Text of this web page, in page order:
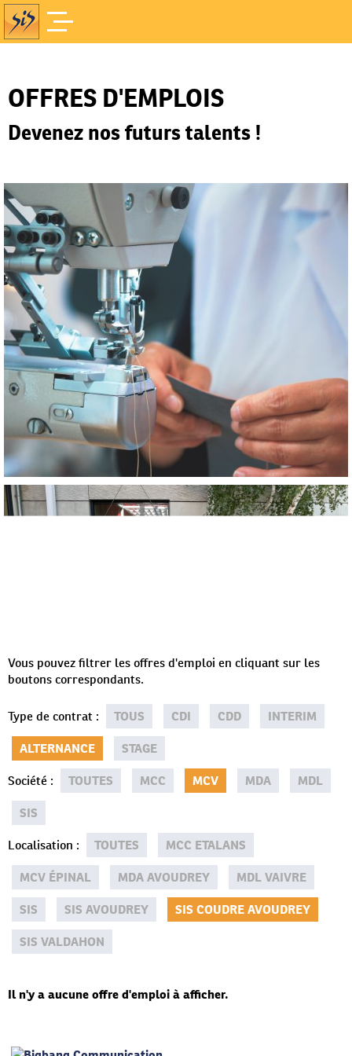
OFFRES D'EMPLOIS
Devenez nos futurs talents !
Vous pouvez filtrer les offres d'emploi en cliquant sur les
boutons correspondants.
Type de contrat : TOUS CDI CDD
INTERIM
ALTERNANCE
STAGE
Société : TOUTES MCC MCV MDA
MDL
SIS
Localisation : TOUTES
MCC ETALANS
MCV ÉPINAL
MDA AVOUDREY
MDL VAIVRE
SIS
SIS AVOUDREY
SIS COUDRE AVOUDREY
SIS VALDAHON
Il n'y a aucune offre d'emploi à afficher.